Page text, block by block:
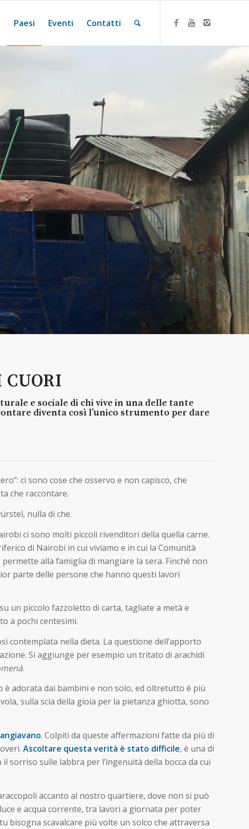
Paesi Eventi Contatti
e sociale di chi vive in una delle tante
diventa così l’unico strumento per dare
ci sono cose che osservo e non capisco, che
che raccontare.
nulla di che.
ci sono molti piccoli rivenditori della quella carne.
di Nairobi in cui viviamo e in cui la Comunità
alla famiglia di mangiare la sera. Finché non
parte delle persone che hanno questi lavori
un piccolo fazzoletto di carta, tagliate a metà e
a pochi centesimi.
contemplata nella dieta. La questione dell’apporto
Si aggiunge per esempio un tritato di arachidi
.
adorata dai bambini e non solo, ed oltretutto è più
sulla scia della gioia per la pietanza ghiotta, sono
. Colpiti da queste affermazioni fatte da più di
Ascoltare questa verità è stato difficile, è una di
sorriso sulle labbra per l’ingenuità della bocca da cui
accanto al nostro quartiere, dove non si può
e acqua corrente, tra lavori a giornata per poter
bisogna scavalcare più volte un solco che attraversa